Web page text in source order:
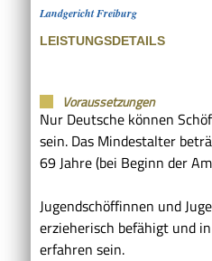
Landgericht Freiburg
LEISTUNGSDETAILS
Voraussetzungen
Nur Deutsche können
sein. Das Mindestalter
69 Jahre (bei Beginn der
Jugendschöffinnen und
erzieherisch befähigt und
erfahren sein.